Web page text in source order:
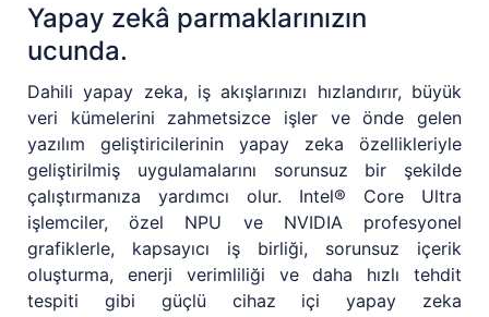
Yapay zekâ parmaklarınızın
ucunda.
Dahili yapay zeka, iş akışlarınızı hızlandırır, büyük
veri kümelerini zahmetsizce işler ve önde gelen
yazılım geliştiricilerinin yapay zeka özellikleriyle
geliştirilmiş uygulamalarını sorunsuz bir şekilde
çalıştırmanıza yardımcı olur. Intel® Core Ultra
işlemciler, özel NPU ve NVIDIA profesyonel
grafiklerle, kapsayıcı iş birliği, sorunsuz içerik
oluşturma, enerji verimliliği ve daha hızlı tehdit
tespiti gibi güçlü cihaz içi yapay zeka